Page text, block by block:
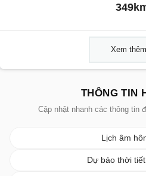
Xem thêm
THÔNG TIN
Cập nhật nhanh các thông tin
Lịch âm
Dự báo thời